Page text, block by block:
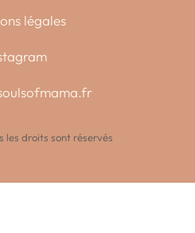
légales
les droits sont réservés